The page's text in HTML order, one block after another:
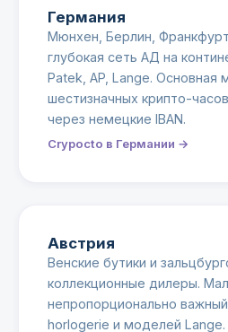
Германия
Мюнхен, Берлин,
глубокая сеть АД на
Patek, AP, Lange. Основная
шестизначных крипто-
через немецкие IBAN.
Crypocto в Германии →
Австрия
Венские бутики и
коллекционные дилеры.
непропорционально
horlogerie и моделей Lange.